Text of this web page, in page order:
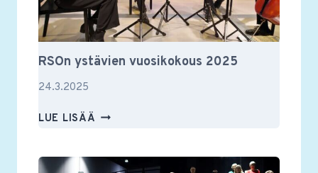
RSOn ystävien vuosikokous 2025
24.3.2025
LUE LISÄÄ RSON
2025